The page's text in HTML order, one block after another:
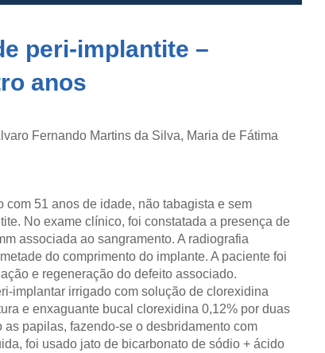
peri-implantite –
anos
Fernando Martins da Silva, Maria de Fátima
51 anos de idade, não tabagista e sem
No exame clínico, foi constatada a presença de
associada ao sangramento. A radiografia
do comprimento do implante. A paciente foi
e regeneração do defeito associado.
implantar irrigado com solução de clorexidina
e enxaguante bucal clorexidina 0,12% por duas
papilas, fazendo-se o desbridamento com
foi usado jato de bicarbonato de sódio + ácido